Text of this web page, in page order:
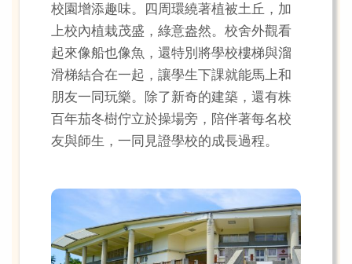
校園增添趣味。四周環繞著植被土丘，加
上校內植栽茂盛，綠意盎然。校舍外觀看
起來像船也像魚，還特別將學校樓梯與溜
滑梯結合在一起，讓學生下課就能馬上和
朋友一同玩樂。除了新奇的建築，還有株
百年茄冬樹佇立於操場旁，陪伴著每名校
友與師生，一同見證學校的成長過程。